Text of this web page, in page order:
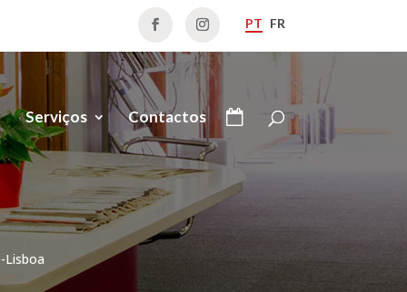
PT FR
Serviços Contactos
Lisboa